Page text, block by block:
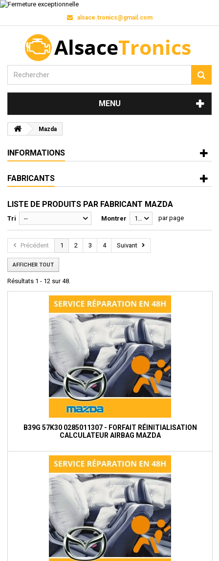
alsace.tronics@gmail.com
MENU
Mazda
INFORMATIONS
FABRICANTS
LISTE DE PRODUITS PAR FABRICANT MAZDA
Tri -- Montrer 12 par page
Précédent 1 2 3 4 Suivant
AFFICHER TOUT
Résultats 1 - 12 sur 48.
B39G 57K30 0285011307 - FORFAIT RÉINITIALISATION
CALCULATEUR AIRBAG MAZDA